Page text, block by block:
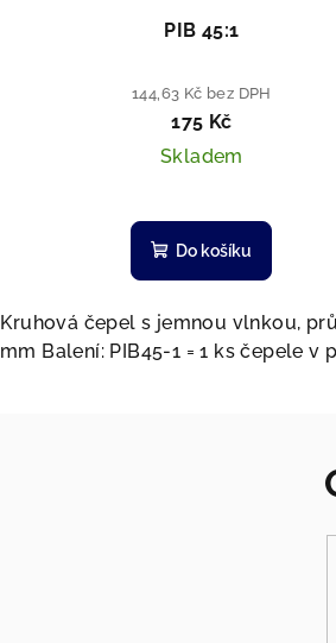
PIB 45:1
144,63 Kč bez DPH
175 Kč
Skladem
Do košíku
Kruhová čepel s jemnou vlnkou,
mm Balení: PIB45-1 = 1 ks čepele v